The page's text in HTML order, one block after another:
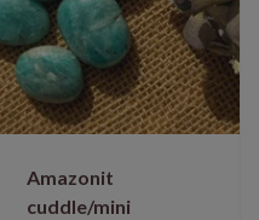
Amazonit
cuddle/mini